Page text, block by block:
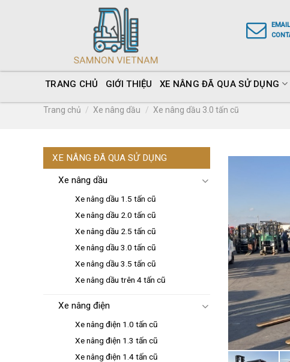
EMAIL
TRANG CHỦ GIỚI THIỆU XE NÂNG ĐÃ QUA SỬ DỤNG
Trang chủ / Xe nâng dầu / Xe nâng dầu 3.0 tấn cũ
XE NÂNG ĐÃ QUA SỬ DỤNG
Xe nâng dầu
Xe nâng dầu 1.5 tấn cũ
Xe nâng dầu 2.0 tấn cũ
Xe nâng dầu 2.5 tấn cũ
Xe nâng dầu 3.0 tấn cũ
Xe nâng dầu 3.5 tấn cũ
Xe nâng dầu trên 4 tấn cũ
Xe nâng điện
Xe nâng điện 1.0 tấn cũ
Xe nâng điện 1.3 tấn cũ
Xe nâng điện 1.4 tấn cũ